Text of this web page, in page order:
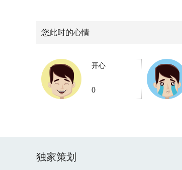
您此时的心情
开心
0
独家策划